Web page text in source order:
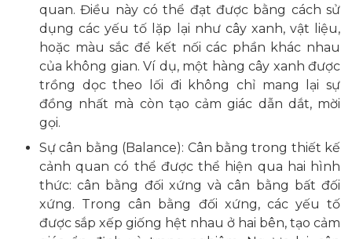
quan. Điều này có thể đạt được bằng cách sử
dụng các yếu tố lặp lại như cây xanh, vật liệu,
hoặc màu sắc để kết nối các phần khác nhau
của không gian. Ví dụ, một hàng cây xanh được
trồng dọc theo lối đi không chỉ mang lại sự
đồng nhất mà còn tạo cảm giác dẫn dắt, mời
gọi.
Sự cân bằng (Balance): Cân bằng trong thiết kế
cảnh quan có thể được thể hiện qua hai hình
thức: cân bằng đối xứng và cân bằng bất đối
xứng. Trong cân bằng đối xứng, các yếu tố
được sắp xếp giống hệt nhau ở hai bên, tạo cảm